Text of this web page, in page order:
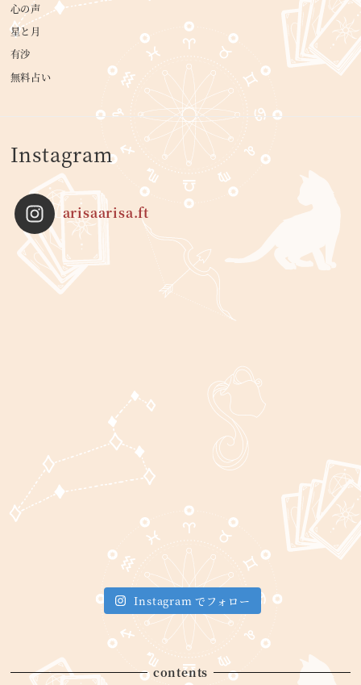
心の声
星と月
有沙
無料占い
Instagram
arisaarisa.ft
Instagram でフォロー
contents